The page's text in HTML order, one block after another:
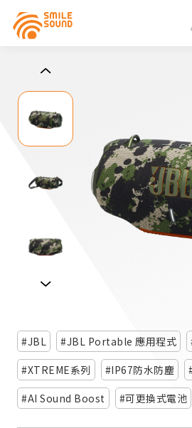
請選擇商品分類
請選擇分類
JBL JBL Portable 應用程式
XTREME系列
IP67防水防塵
AI Sound Boost
可更換式電池